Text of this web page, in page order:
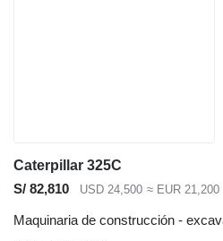
Caterpillar 325C
S/ 82,810
USD 24,500 ≈ EUR 21,200
Maquinaria de construcción -